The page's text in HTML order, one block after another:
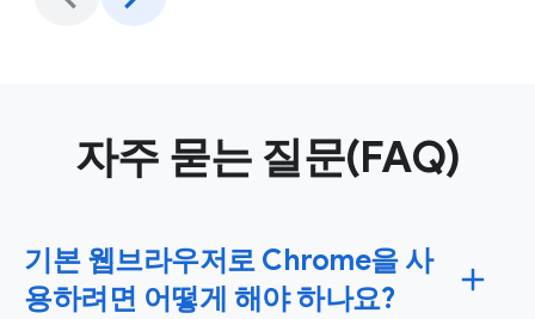
자주 묻는 질문(FAQ)
기본 웹브라우저로 Chrome을 사
용하려면 어떻게 해야 하나요?